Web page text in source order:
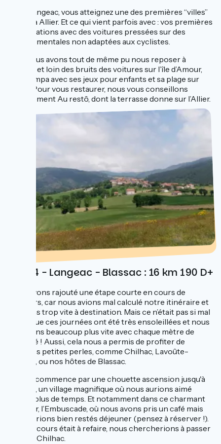
Avec Langeac, vous atteignez une des premières “villes”
de la Via Allier. Et ce qui vient parfois avec : vos premières
cohabitations avec des voitures pressées sur des
départementales non adaptées aux cyclistes.
Mais nous avons tout de même pu nous reposer à
l’ombre et loin des bruits des voitures sur l’île d’Amour,
coin sympa avec ses jeux pour enfants et sa plage sur
l’Allier. Pour vous restaurer, nous vous conseillons
franchement Au restô, dont la terrasse donne sur l’Allier.
Jour 4 - Langeac - Blassac : 16 km 190 D+
Nous avons rajouté une étape courte en cours de
parcours, car nous avions mal calculé notre itinéraire et
arrivions trop vite à destination. Mais ce n’était pas si mal
parce que ces journées ont été très ensoleillées et nous
chauffons beaucoup plus vite avec chaque mètre de
dénivelé ! Aussi, cela nous a permis de profiter de
quelques petites perles, comme Chilhac, Lavoûte-
Chilhac, ou nos hôtes de Blassac.
L’étape commence par une chouette ascension jusqu'à
Chilhac, un village magnifique où nous aurions aimé
passer plus de temps. Et notamment dans ce charmant
petit bar, l’Embuscade, où nous avons pris un café mais
nous serions bien restés déjeuner (pensez à réserver !).
Si le parcours était à refaire, nous chercherions à passer
la nuit à Chilhac.